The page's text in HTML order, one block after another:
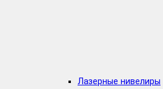
Лазерные нивелиры